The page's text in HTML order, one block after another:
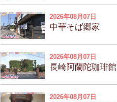
2026年08月07日
中華そば郷家
2026年08月07日
長崎阿蘭陀珈琲館
2026年08月07日